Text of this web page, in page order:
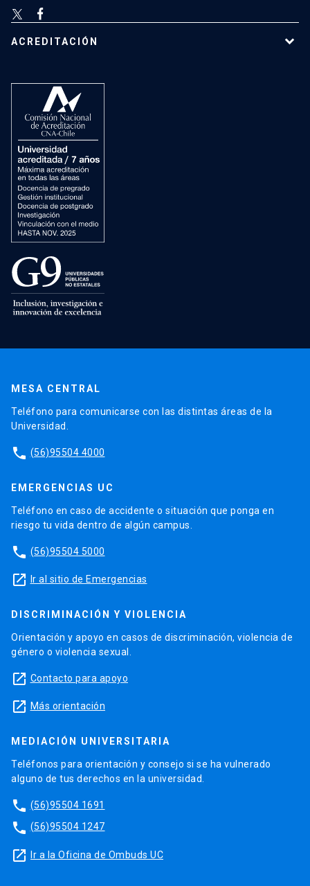
ACREDITACIÓN
MESA CENTRAL
Teléfono para comunicarse con las distintas áreas de la
Universidad.
phone (56)95504 4000
EMERGENCIAS UC
Teléfono en caso de accidente o situación que ponga en
riesgo tu vida dentro de algún campus.
phone (56)95504 5000
launch Ir al sitio de Emergencias
DISCRIMINACIÓN Y VIOLENCIA
Orientación y apoyo en casos de discriminación, violencia de
género o violencia sexual.
launch Contacto para apoyo
launch Más orientación
MEDIACIÓN UNIVERSITARIA
Teléfonos para orientación y consejo si se ha vulnerado
alguno de tus derechos en la universidad.
phone (56)95504 1691
phone (56)95504 1247
launch Ir a la Oficina de Ombuds UC